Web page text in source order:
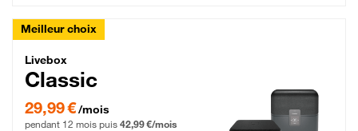
Meilleur choix
Livebox Classic Fibre
Livebox
Classic
29,99 € par mois pendant 12 mois puis 42,99 € par mois, Engagement 12 mois
29,99 €/mois
pendant 12 mois puis 42,99 €/mois